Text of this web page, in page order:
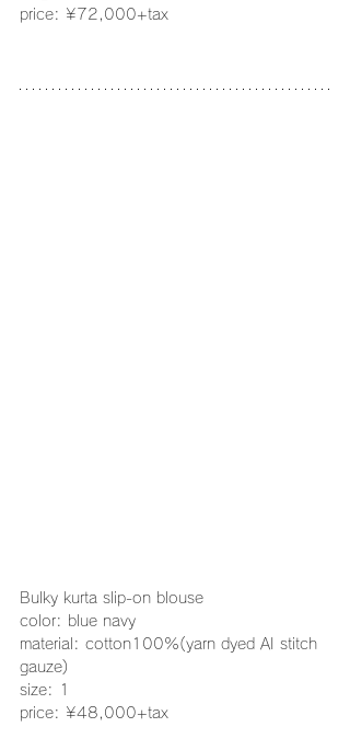
price: ¥72,000+tax
Bulky kurta slip-on blouse
color: blue navy
material: cotton100%(yarn dyed AI stitch
gauze)
size: 1
price: ¥48,000+tax